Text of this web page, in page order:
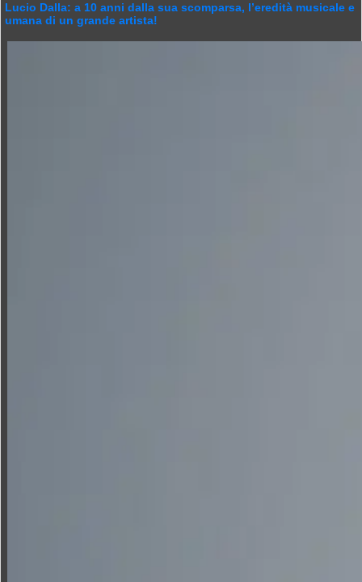
Lucio Dalla: a 10 anni dalla sua scomparsa, l’eredità musicale e
umana di un grande artista!